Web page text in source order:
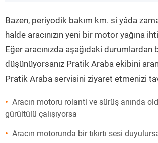
Bazen, periyodik bakım km. si yâda
halde aracınızın yeni bir motor yağına
Eğer aracınızda aşağıdaki durumlardan
düşünüyorsanız Pratik Araba ekibini
Pratik Araba servisini ziyaret etmenizi
Aracın motoru rolanti ve sürüş anında
gürültülü çalışıyorsa
Aracın motorunda bir tıkırtı sesi